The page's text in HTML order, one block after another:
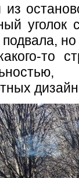
подвала,
то